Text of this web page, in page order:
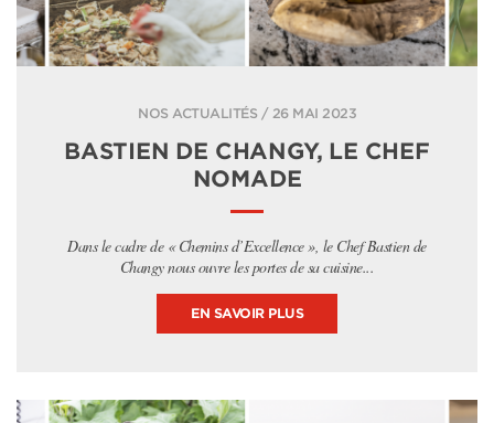
NOS ACTUALITÉS / 26 MAI 2023
BASTIEN DE CHANGY, LE CHEF
NOMADE
Dans le cadre de « Chemins d’Excellence », le Chef Bastien de
Changy nous ouvre les portes de sa cuisine...
EN SAVOIR PLUS